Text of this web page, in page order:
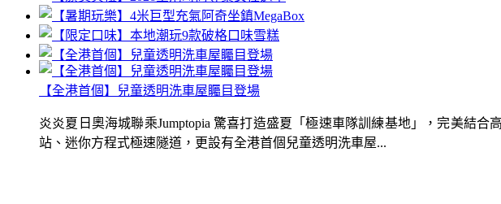
【全港首個】兒童透明洗車屋矚目登場
炎炎夏日奧海城聯乘Jumptopia 驚喜打造盛夏「極速車隊訓練基地」，完美結
站、迷你方程式極速隧道，更設有全港首個兒童透明洗車屋...